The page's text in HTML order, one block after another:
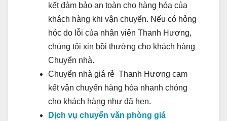
kết đảm bảo an toàn cho hàng hóa của
khách hàng khi vận chuyển. Nếu có hỏng
hóc do lỗi của nhân viên Thanh Hương,
chúng tôi xin bồi thường cho khách hàng
Chuyển nhà.
Chuyển nhà giá rẻ Thanh Hương cam
kết vận chuyển hàng hóa nhanh chóng
cho khách hàng như đã hẹn.
Dịch vụ chuyển văn phòng giá